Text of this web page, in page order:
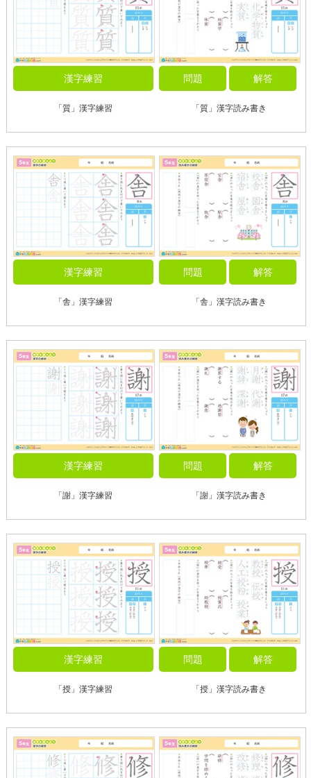
漢字練習
「質」漢字練習
問題 解答
「質」漢字読み書き
漢字練習
「舎」漢字練習
問題 解答
「舎」漢字読み書き
漢字練習
「謝」漢字練習
問題 解答
「謝」漢字読み書き
漢字練習
「授」漢字練習
問題 解答
「授」漢字読み書き